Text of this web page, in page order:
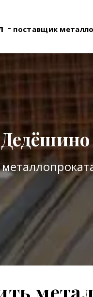
- поставщик